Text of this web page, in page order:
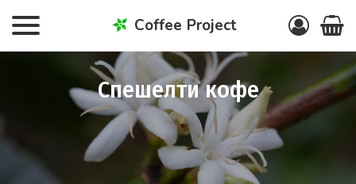
Coffee Project
спешелти кофе